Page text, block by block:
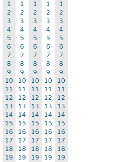
1 1 1 1
1
2 2 2 2
2
3 3 3 3
3
4 4 4 4
4
5 5 5 5
5
6 6 6 6
6
7 7 7 7
7
8 8 8 8
8
9 9 9 9
9
10 10 10 10
10
11 11 11 11
11
12 12 12 12
12
13 13 13 13
13
14 14 14 14
14
15 15 15 15
15
16 16 16 16
16
17 17 17 17
17
18 18 18 18
18
19 19 19 19
19